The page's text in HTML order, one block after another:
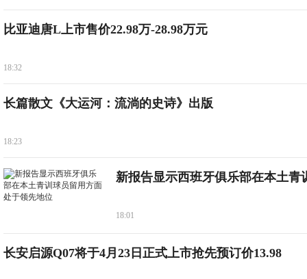
比亚迪唐L上市售价22.98万-28.98万元
18:32
长篇散文《大运河：流淌的史诗》出版
18:23
新报告显示西班牙俱乐部在本土青
18:01
长安启源Q07将于4月23日正式上市抢先预订价13.98